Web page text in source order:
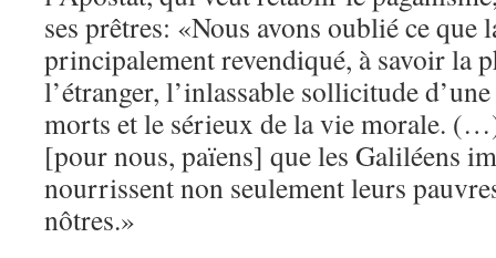
ses prêtres: «Nous avons oublié ce
principalement revendiqué, à savoir la
l’étranger, l’inlassable sollicitude
morts et le sérieux de la vie morale.
[pour nous, païens] que les Galiléens
nourrissent non seulement leurs
nôtres.»